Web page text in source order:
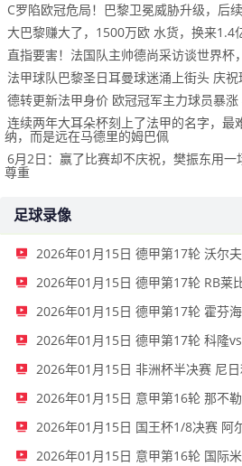
C罗陷欧冠危局！巴黎卫冕威胁升级，后
大巴黎赚大了，1500万欧 水货，换来1.4
直指要害！法国队主帅德尚采访谈世界杯
法甲球队巴黎圣日耳曼球迷涌上街头 庆
德转更新法甲身价 欧冠冠军主力球员暴
连续两年大耳朵杯刻上了法甲的名字，最
纳，而是远在马德里的姆巴佩
6月2日：赢了比赛却不庆祝，樊振东用
尊重
足球录像
2026年01月15日 德甲第17轮 沃尔
2026年01月15日 德甲第17轮 RB莱
2026年01月15日 德甲第17轮 霍芬
2026年01月15日 德甲第17轮 科隆
2026年01月15日 非洲杯半决赛 尼
2026年01月15日 意甲第16轮 那不
2026年01月15日 意甲第16轮 国际